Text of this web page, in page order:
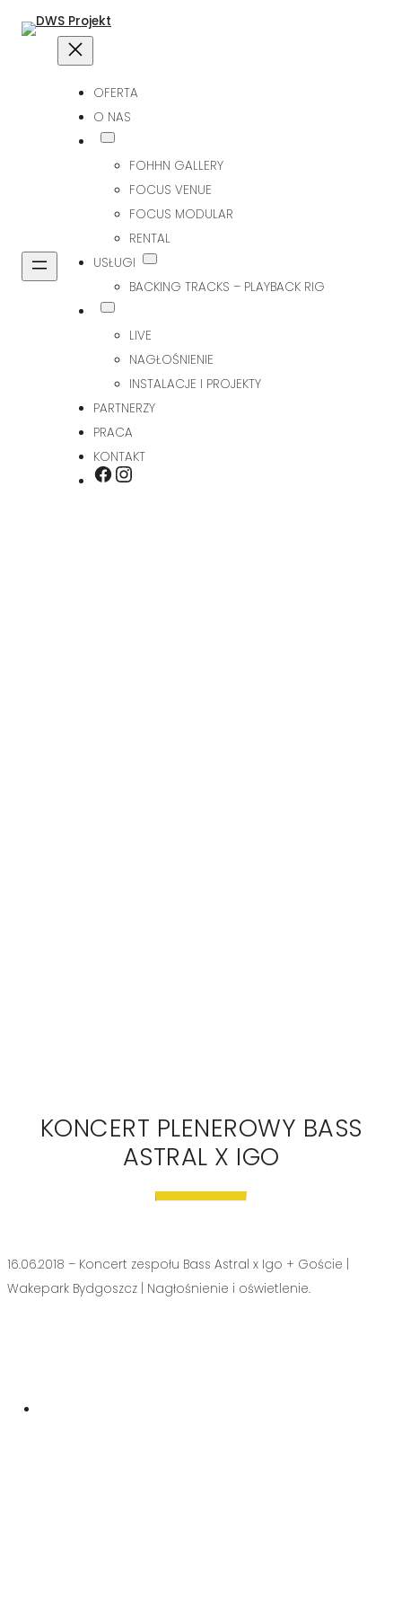
OFERTA
O NAS
FOHHN GALLERY
FOCUS VENUE
FOCUS MODULAR
RENTAL
USŁUGI
BACKING TRACKS – PLAYBACK RIG
LIVE
NAGŁOŚNIENIE
INSTALACJE I PROJEKTY
PARTNERZY
PRACA
KONTAKT
FACEBOOK
INSTAGRAM
KONCERT PLENEROWY BASS
ASTRAL X IGO
16.06.2018 – Koncert zespołu Bass Astral x Igo + Goście |
Wakepark Bydgoszcz | Nagłośnienie i oświetlenie.